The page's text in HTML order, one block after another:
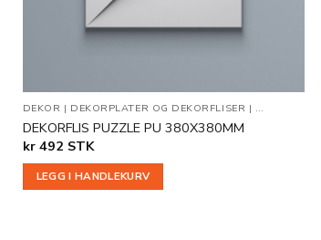
DEKOR | DEKORPLATER OG DEKORFLISER | VEGGDEKOR
DEKORFLIS PUZZLE PU 380X380MM
kr492 STK
LEGG I HANDLEKURV